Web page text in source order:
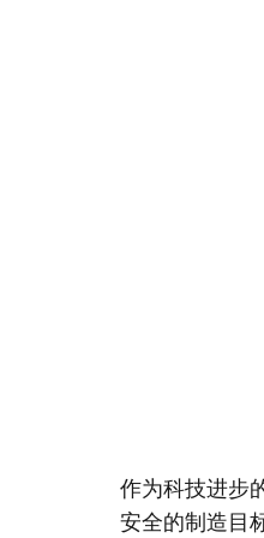
作为科技进步
安全的制造目